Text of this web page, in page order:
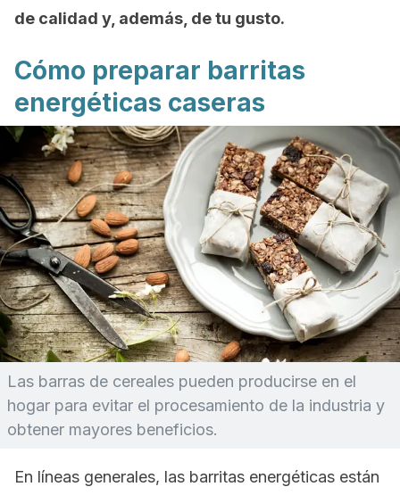
de calidad y, además, de tu gusto.
Cómo preparar barritas
energéticas caseras
Las barras de cereales pueden producirse en el
hogar para evitar el procesamiento de la industria y
obtener mayores beneficios.
En líneas generales, las barritas energéticas están